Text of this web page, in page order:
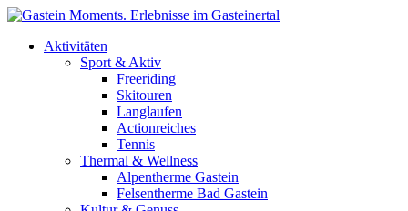
Direkt zum Inhalt
Aktivitäten
Sport & Aktiv
Freeriding
Skitouren
Langlaufen
Actionreiches
Tennis
Thermal & Wellness
Alpentherme Gastein
Felsentherme Bad Gastein